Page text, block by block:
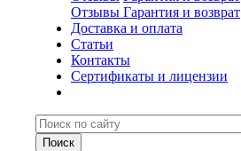
Отзывы Гарантия и возврат
Доставка и оплата
Статьи
Контакты
Сертификаты и лицензии